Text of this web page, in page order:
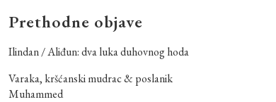
Prethodne objave
Ilindan / Aliđun: dva luka duhovnog hoda
Varaka, kršćanski mudrac & poslanik
Muhammed